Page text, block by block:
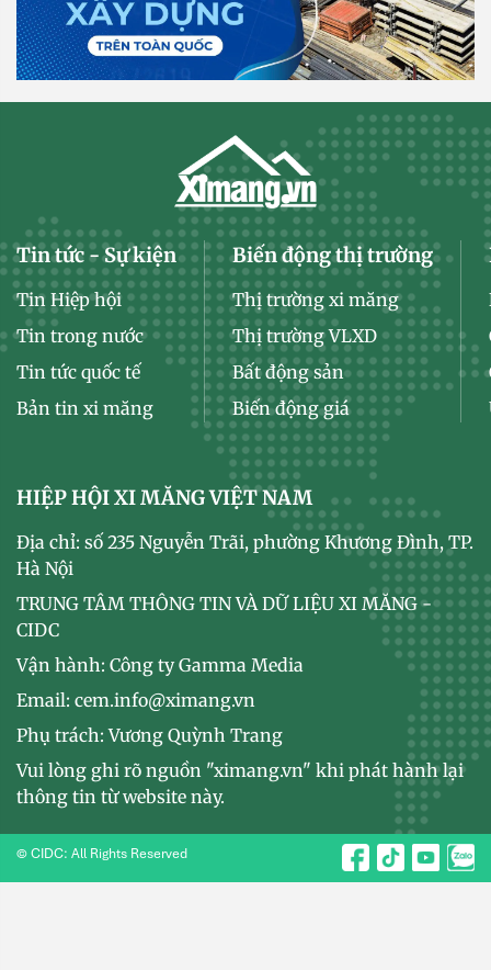
Tin tức - Sự kiện
Tin Hiệp hội
Tin trong nước
Tin tức quốc tế
Bản tin xi măng
Biến động thị trường
Thị trường xi măng
Thị trường VLXD
Bất động sản
Biến động giá
HIỆP HỘI XI MĂNG VIỆT NAM
Địa chỉ: số 235 Nguyễn Trãi, phường Khương Đình, TP.
Hà Nội
TRUNG TÂM THÔNG TIN VÀ DỮ LIỆU XI MĂNG -
CIDC
Vận hành: Công ty Gamma Media
Email: cem.info@ximang.vn
Phụ trách: Vương Quỳnh Trang
Vui lòng ghi rõ nguồn "ximang.vn" khi phát hành lại
thông tin từ website này.
© CIDC: All Rights Reserved